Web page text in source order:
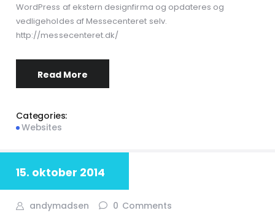
WordPress af ekstern designfirma og opdateres og
vedligeholdes af Messecenteret selv.
http://messecenteret.dk/
Read More
Categories:
Websites
15. oktober 2014
andymadsen 0 Comments